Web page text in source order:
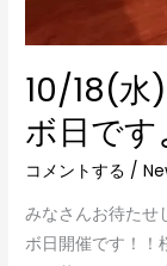
10/18(水
ボ日です
コメントする /
みなさんお待たせ
ボ日開催です！！